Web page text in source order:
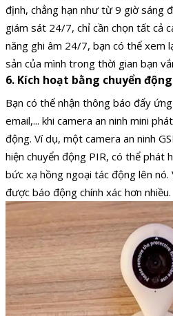
định, chẳng hạn như từ 9 giờ sáng
giám sát 24/7, chỉ cần chọn tất cả
năng ghi âm 24/7, bạn có thể xem
sản của mình trong thời gian bạn
6. Kích hoạt bằng chuyển động
Bạn có thể nhận thông báo đẩy
email,... khi camera an ninh mini
động. Ví dụ, một camera an ninh
hiện chuyển động PIR, có thể phát
bức xạ hồng ngoại tác động lên nó.
được báo động chính xác hơn nhiều.